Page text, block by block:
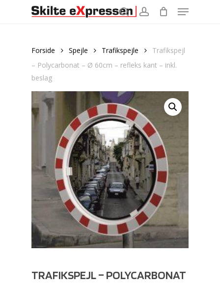
Menu
Forside Spejle Trafikspejle
Trafikspejl
– Polycarbonat – Ø 60cm – refleks kant – inkl.
beslag
TRAFIKSPEJL – POLYCARBONAT